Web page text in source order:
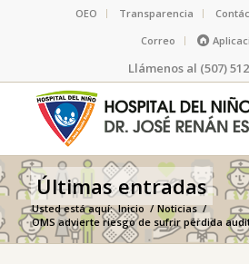
OEO Transparencia
Correo
Llámenos al (507)
Últimas entradas
Usted está aquí: Inicio / Noticias /
OMS advierte riesgo de sufrir pérdida